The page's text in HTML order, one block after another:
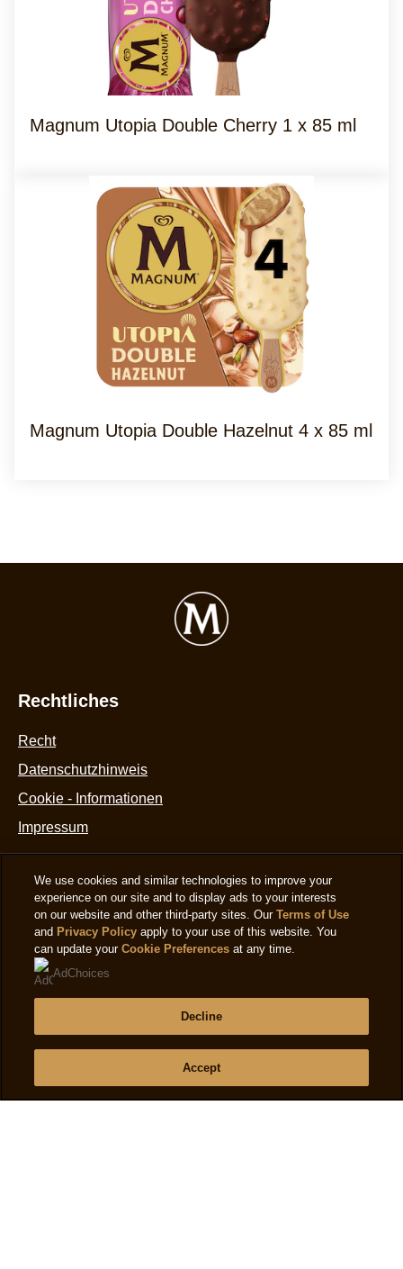
Magnum Utopia Double Cherry 1 x 85 ml
Magnum Utopia Double Hazelnut 4 x 85 ml
Rechtliches
Recht
Datenschutzhinweis
Cookie-Einstellungen
Cookie - Informationen
Impressum
Fragen
Häufig gestellte Fragen
Kontakt
We use cookies and similar technologies to improve your
experience on our site and to display ads to your interests
on our website and other third-party sites. OurTerms of Use
and Privacy Policy apply to your use of this website. You
can update yourCookie Preferences at any time.
AdChoices
Decline
Accept